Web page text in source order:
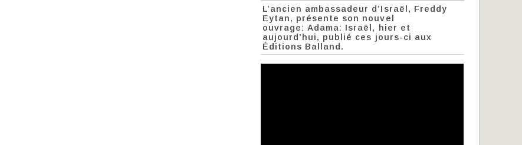
L’ancien ambassadeur d’Israël, Freddy
Eytan, présente son nouvel
ouvrage: Adama: Israël, hier et
aujourd’hui, publié ces jours-ci aux
Éditions Balland.